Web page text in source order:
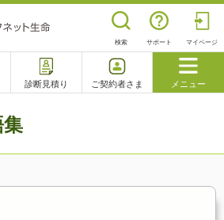
検索 サポート マイページ
診断見積り ご契約者さま メニュー